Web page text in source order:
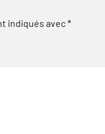
indiqués avec*